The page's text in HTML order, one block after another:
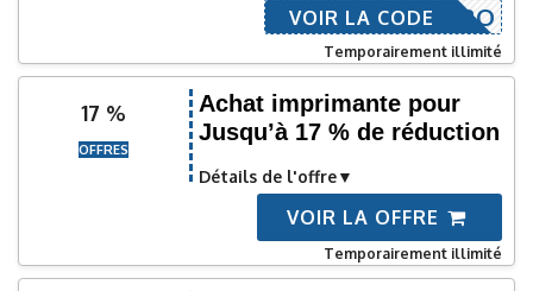
OPFIGARO
VOIR LA CODE
Temporairement illimité
17 %
OFFRES
Achat imprimante pour
Jusqu’à 17 % de réduction
Détails de l'offre
VOIR LA OFFRE
Temporairement illimité